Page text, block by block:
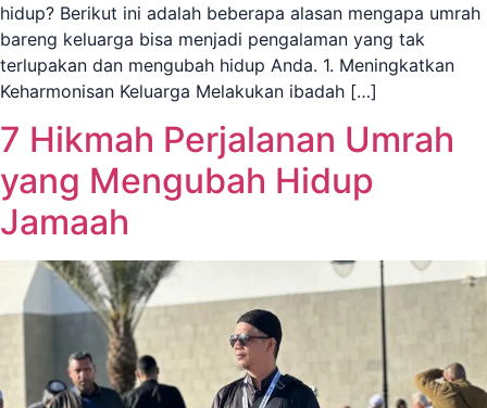
hidup? Berikut ini adalah beberapa alasan mengapa umrah
bareng keluarga bisa menjadi pengalaman yang tak
terlupakan dan mengubah hidup Anda. 1. Meningkatkan
Keharmonisan Keluarga Melakukan ibadah […]
7 Hikmah Perjalanan Umrah
yang Mengubah Hidup
Jamaah